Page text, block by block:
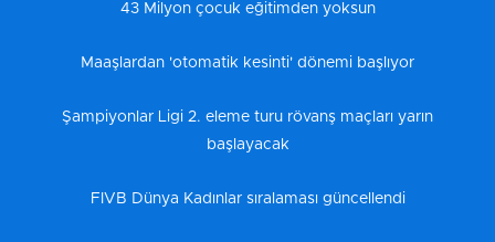
43 Milyon çocuk eğitimden yoksun
Maaşlardan 'otomatik kesinti' dönemi başlıyor
Şampiyonlar Ligi 2. eleme turu rövanş maçları yarın
başlayacak
FIVB Dünya Kadınlar sıralaması güncellendi